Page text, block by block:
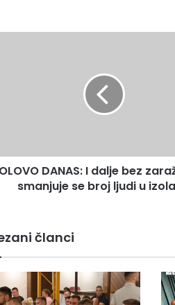
OLOVO DANAS: I dalje bez
smanjuje se broj ljudi u
članci